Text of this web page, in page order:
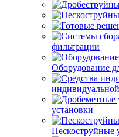
фильтрации
Оборудование
установки
Пескоструйные